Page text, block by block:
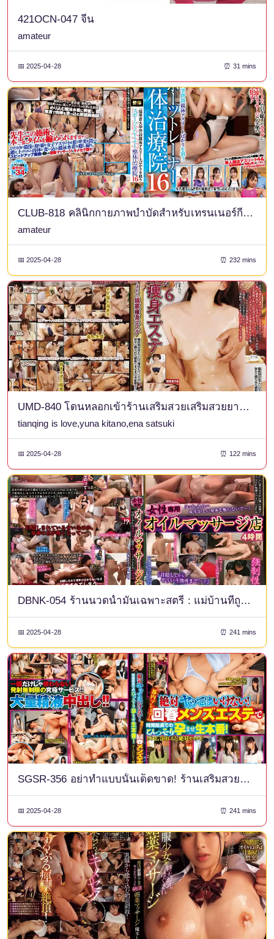
421OCN-047 จีน
amateur
📅 2025-04-28 ⏰ 31 mins
CLUB-818 คลินิกกายภาพบำบัดสำหรับเทรนเนอร์กีฬาที่สังกัดมหาวิทยาลัยกีฬาชั้นนำที่เน้นเฉพาะนักว่ายน้ำที่แข่งขันได้ 16
amateur
📅 2025-04-28 ⏰ 232 mins
UMD-840 โดนหลอกเข้าร้านเสริมสวยเสริมสวยยาปลุกอารมณ์ 6 นักบำบัดมีท่าทีน่าสงสัย ลูกค้าจึงระมัดระวัง แต่ยาปลุกอารมณ์ที่แอบจ่ายออกมากลับทำให้เธอหลงใหลจนยอมจำนนต่อความสุข! -
tianqing is love,yuna kitano,ena satsuki
📅 2025-04-28 ⏰ 122 mins
DBNK-054 ร้านนวดน้ำมันเฉพาะสตรี : แม่บ้านที่ถูกปิดตาจะถูกสัมผัสบริเวณอวัยวะเพศและถึงจุดสุดยอดด้วยการบำบัดทางอารมณ์นาน 4 ชั่วโมง
📅 2025-04-28 ⏰ 241 mins
SGSR-356 อย่าทำแบบนั้นเด็ดขาด! ร้านเสริมสวยสุภาพบุรุษฟื้นฟูระดับพรีเมียมในโตเกียวเปิดบริการเซสชั่นฟื้นฟูผมแบบสดและเป็นความลับเป็นเวลานานขึ้น! “ถ้าคุณบอกว่าไม่ให้ทำ ฉันก็จะทำแน่นอน” 4 ชั่วโมง 12 คน
📅 2025-04-28 ⏰ 241 mins